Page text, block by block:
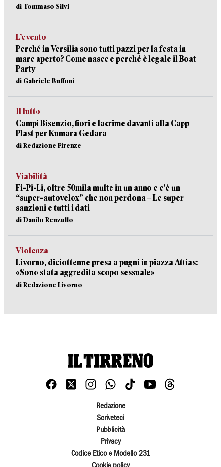
di Tommaso Silvi
L’evento
Perché in Versilia sono tutti pazzi per la festa in
mare aperto? Come nasce e perché è legale il Boat
Party
di Gabriele Buffoni
Il lutto
Campi Bisenzio, fiori e lacrime davanti alla Capp
Plast per Kumara Gedara
di Redazione Firenze
Viabilità
Fi-Pi-Li, oltre 50mila multe in un anno e c’è un
“super-autovelox” che non perdona – Le super
sanzioni e tutti i dati
di Danilo Renzullo
Violenza
Livorno, diciottenne presa a pugni in piazza Attias:
«Sono stata aggredita scopo sessuale»
di Redazione Livorno
Redazione
Scriveteci
Pubblicità
Privacy
Codice Etico e Modello 231
Cookie policy